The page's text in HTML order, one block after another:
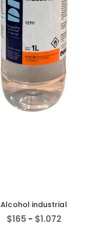
Alcohol industrial
$165 - $1.072